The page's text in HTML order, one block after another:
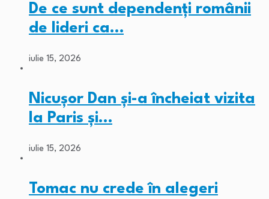
De ce sunt dependenți românii
de lideri ca…
iulie 15, 2026
Nicușor Dan și-a încheiat vizita
la Paris și…
iulie 15, 2026
Tomac nu crede în alegeri